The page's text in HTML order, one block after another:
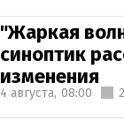
"Жаркая
синоптик
изменения
4 августа, 08:00